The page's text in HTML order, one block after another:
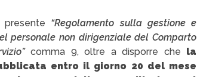
presente “Regolamento sulla gestione e
personale non dirigenziale del Comparto
comma 9, oltre a disporre che la
entro il giorno 20 del mese